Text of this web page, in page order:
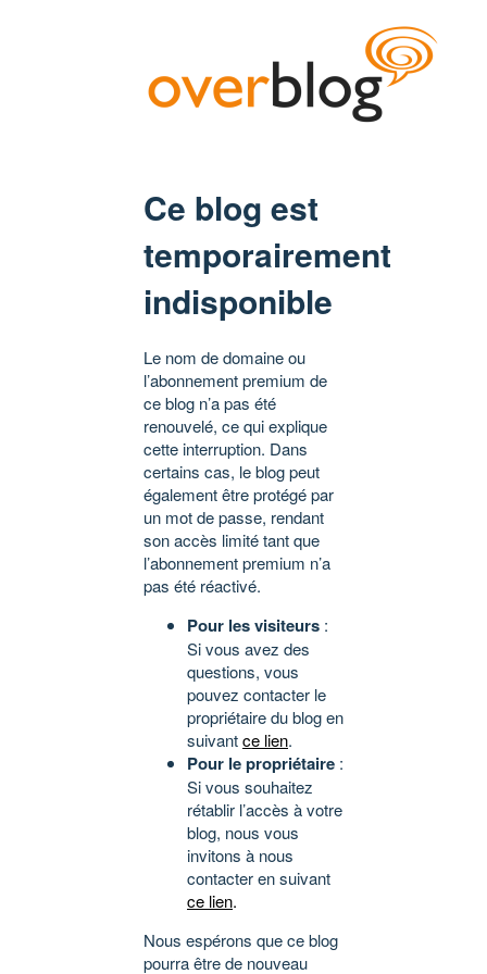
Ce blog est
temporairement
indisponible
Le nom de domaine ou
l’abonnement premium de
ce blog n’a pas été
renouvelé, ce qui explique
cette interruption. Dans
certains cas, le blog peut
également être protégé par
un mot de passe, rendant
son accès limité tant que
l’abonnement premium n’a
pas été réactivé.
Pour les visiteurs :
Si vous avez des
questions, vous
pouvez contacter le
propriétaire du blog en
suivantce lien.
Pour le propriétaire :
Si vous souhaitez
rétablir l’accès à votre
blog, nous vous
invitons à nous
contacter en suivant
ce lien.
Nous espérons que ce blog
pourra être de nouveau